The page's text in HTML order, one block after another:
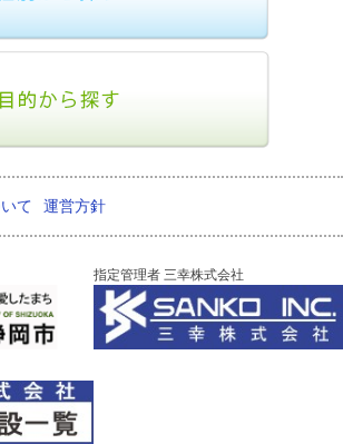
て 運営方針
指定管理者 三幸株式会社